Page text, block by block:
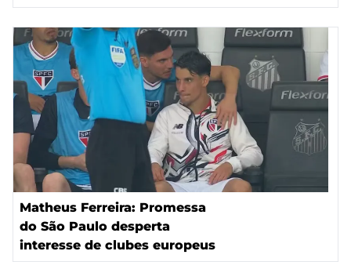
Matheus Ferreira: Promessa
do São Paulo desperta
interesse de clubes europeus